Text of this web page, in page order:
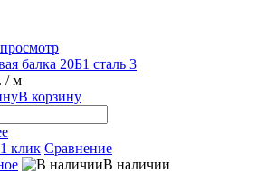
балка 20Б1 сталь 3
/ м
В корзину
клик Сравнение
В наличии